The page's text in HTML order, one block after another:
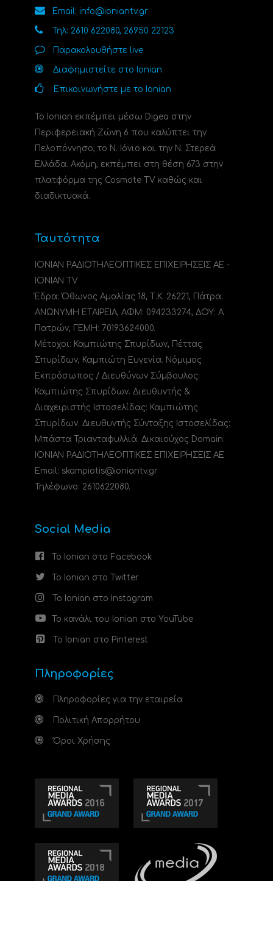
Email: info@ioniantv.gr
Τηλ: 2610 622080, 26950 22123
Παρακολουθήστε live
Διαφημιστείτε στο Ionian
Επικοινωνήστε με το Ionian
Το Ionian εκπέμπει μέσω Digea στην
Περιφερειακή Ζώνη 6 που καλύπτει την
Πελοπόννησο, το N. Ιόνιο και την Ν. Στερεά
Ελλάδα. Ακόμη, εκπέμπει στη θέση 673 στην
πλατφόρμα της Cosmote TV καθώς και
διαδικτυακά.
Ταυτότητα
ΙΟΝΙΑΝ ΡΑΔΙΟΤΗΛΕΟΠΤΙΚΕΣ ΕΠΙΧΕΙΡΗΣΕΙΣ ΑΕ -
IONIAN TV
Έδρα: Όθωνος Αμαλίας 18, Τ.Κ. 26221, Πάτρα.
ΑΝΩΝΥΜΗ ΕΤΑΙΡΕΙΑ, ΑΦΜ: 094233274, ΔΟΥ: A
Πατρών, ΓΕΜΗ: 70193624000.
Μέτοχοι: Καμπιώτης Σπυρίδων, Πέττας
Σπυρίδων, Καμπιώτη Ευγενία. Νόμιμος
Εκπρόσωπος / Διευθύνων Σύμβουλος:
Καμπιώτης Σπυρίδων. Διευθυντής &
Διαχειριστής Ιστοσελίδας: Καμπιώτης
Σπυρίδων. Διευθυντής Σύνταξης Ιστοσελίδας:
Μπάστα Τριανταφυλλιά. Δικαιούχος Domain:
ΙΟΝΙΑΝ ΡΑΔΙΟΤΗΛΕΟΠΤΙΚΕΣ ΕΠΙΧΕΙΡΗΣΕΙΣ ΑΕ
Email: skampiotis@ioniantv.gr
Τηλέφωνο: 2610622080.
Social Media
Το Ionian στο Facebook
Το Ionian στο Twitter
Το Ionian στο Instagram
Το κανάλι του Ionian στο YouTube
Το Ionian στο Pinterest
Πληροφορίες
Πληροφορίες για την εταιρεία
Πολιτική Απορρήτου
Όροι Χρήσης